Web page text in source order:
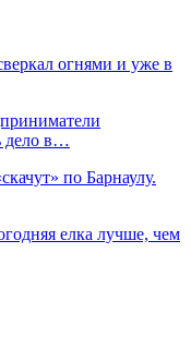
огнями и уже в
дело в…
по Барнаулу.
елка лучше, чем